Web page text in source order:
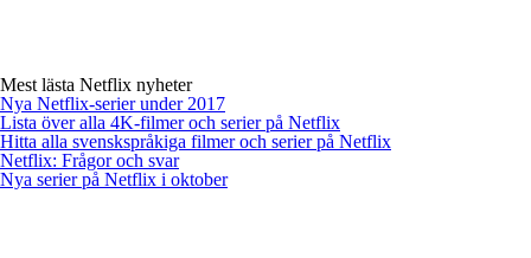
Mest lästa Netflix nyheter
Nya Netflix-serier under 2017
Lista över alla 4K-filmer och serier på Netflix
Hitta alla svenskspråkiga filmer och serier på Netflix
Netflix: Frågor och svar
Nya serier på Netflix i oktober